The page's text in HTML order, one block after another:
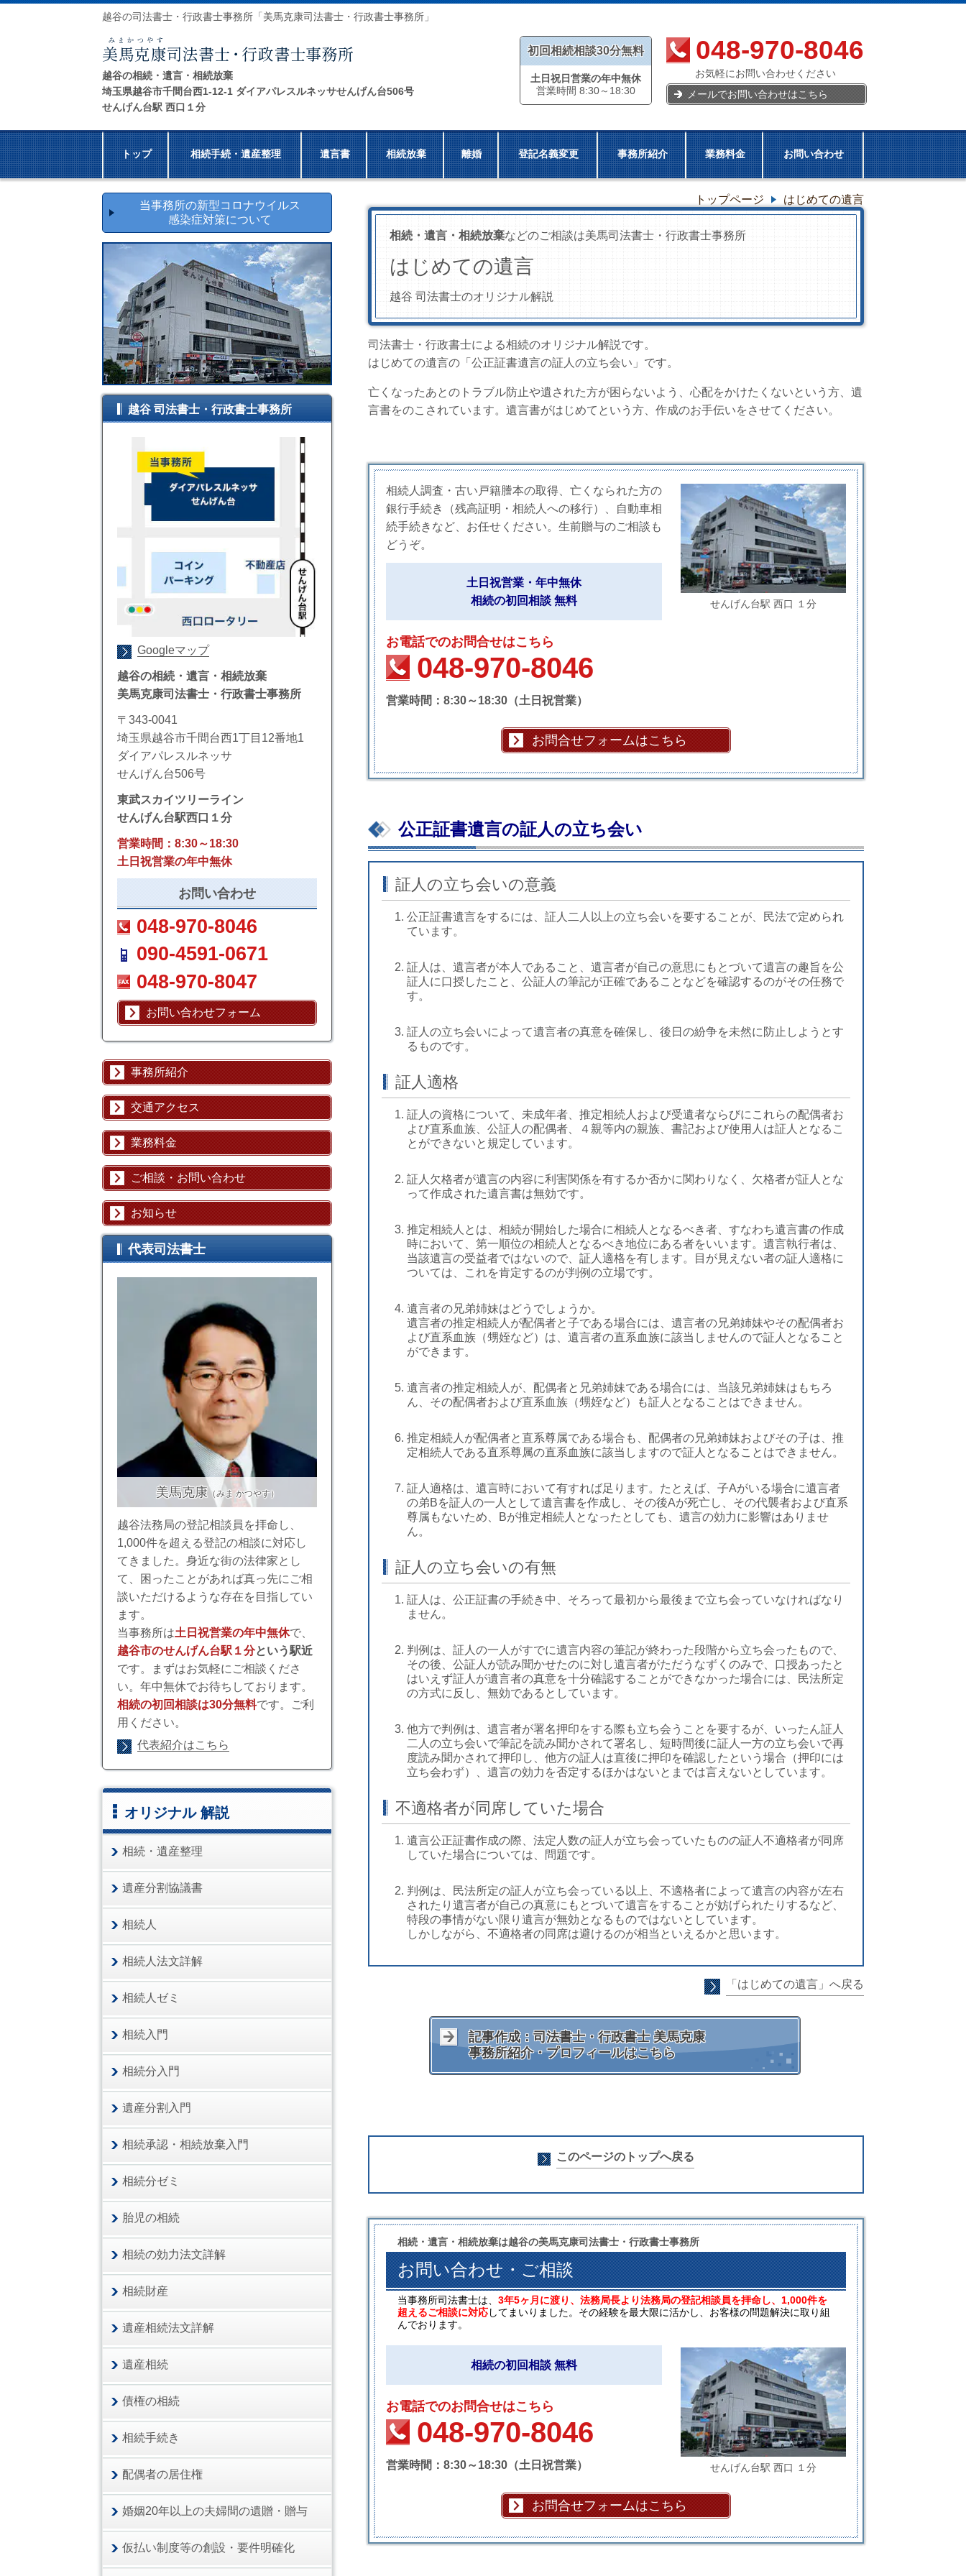
越谷の司法書士・行政書士事務所「美馬克康司法書士・行政書士事務所」
越谷の相続・遺言・相続放棄
埼玉県越谷市千間台西1-12-1 ダイアパレスルネッサせんげん台506号
せんげん台駅 西口１分
初回相続相談30分無料
土日祝日営業の年中無休
営業時間 8:30～18:30
048-970-8046
お気軽にお問い合わせください
メールでお問い合わせはこちら
トップ 相続手続・遺産整理 遺言書 相続放棄 離婚 登記名義変更 事務所紹介 業務料金 お問い合わせ
トップページ はじめての遺言
相続・遺言・相続放棄などのご相談は美馬司法書士・行政書士事務所
はじめての遺言
越谷 司法書士のオリジナル解説
司法書士・行政書士による相続のオリジナル解説です。
はじめての遺言の「公正証書遺言の証人の立ち会い」です。
亡くなったあとのトラブル防止や遺された方が困らないよう、心配をかけたくないという方、遺
言書をのこされています。遺言書がはじめてという方、作成のお手伝いをさせてください。
せんげん台駅 西口 １分
相続人調査・古い戸籍謄本の取得、亡くなられた方の
銀行手続き（残高証明・相続人への移行）、自動車相
続手続きなど、お任せください。生前贈与のご相談も
どうぞ。
土日祝営業・年中無休
相続の初回相談 無料
お電話でのお問合せはこちら
048-970-8046
営業時間：8:30～18:30（土日祝営業）
お問合せフォームはこちら
公正証書遺言の証人の立ち会い
証人の立ち会いの意義
公正証書遺言をするには、証人二人以上の立ち会いを要することが、民法で定められ
ています。
証人は、遺言者が本人であること、遺言者が自己の意思にもとづいて遺言の趣旨を公
証人に口授したこと、公証人の筆記が正確であることなどを確認するのがその任務で
す。
証人の立ち会いによって遺言者の真意を確保し、後日の紛争を未然に防止しようとす
るものです。
証人適格
証人の資格について、未成年者、推定相続人および受遺者ならびにこれらの配偶者お
よび直系血族、公証人の配偶者、４親等内の親族、書記および使用人は証人となるこ
とができないと規定しています。
証人欠格者が遺言の内容に利害関係を有するか否かに関わりなく、欠格者が証人とな
って作成された遺言書は無効です。
推定相続人とは、相続が開始した場合に相続人となるべき者、すなわち遺言書の作成
時において、第一順位の相続人となるべき地位にある者をいいます。遺言執行者は、
当該遺言の受益者ではないので、証人適格を有します。目が見えない者の証人適格に
ついては、これを肯定するのが判例の立場です。
遺言者の兄弟姉妹はどうでしょうか。
遺言者の推定相続人が配偶者と子である場合には、遺言者の兄弟姉妹やその配偶者お
よび直系血族（甥姪など）は、遺言者の直系血族に該当しませんので証人となること
ができます。
遺言者の推定相続人が、配偶者と兄弟姉妹である場合には、当該兄弟姉妹はもちろ
ん、その配偶者および直系血族（甥姪など）も証人となることはできません。
推定相続人が配偶者と直系尊属である場合も、配偶者の兄弟姉妹およびその子は、推
定相続人である直系尊属の直系血族に該当しますので証人となることはできません。
証人適格は、遺言時において有すれば足ります。たとえば、子Aがいる場合に遺言者
の弟Bを証人の一人として遺言書を作成し、その後Aが死亡し、その代襲者および直系
尊属もないため、Bが推定相続人となったとしても、遺言の効力に影響はありませ
ん。
証人の立ち会いの有無
証人は、公正証書の手続き中、そろって最初から最後まで立ち会っていなければなり
ません。
判例は、証人の一人がすでに遺言内容の筆記が終わった段階から立ち会ったもので、
その後、公証人が読み聞かせたのに対し遺言者がただうなずくのみで、口授あったと
はいえず証人が遺言者の真意を十分確認することができなかった場合には、民法所定
の方式に反し、無効であるとしています。
他方で判例は、遺言者が署名押印をする際も立ち会うことを要するが、いったん証人
二人の立ち会いで筆記を読み聞かされて署名し、短時間後に証人一方の立ち会いで再
度読み聞かされて押印し、他方の証人は直後に押印を確認したという場合（押印には
立ち会わず）、遺言の効力を否定するほかはないとまでは言えないとしています。
不適格者が同席していた場合
遺言公正証書作成の際、法定人数の証人が立ち会っていたものの証人不適格者が同席
していた場合については、問題です。
判例は、民法所定の証人が立ち会っている以上、不適格者によって遺言の内容が左右
されたり遺言者が自己の真意にもとづいて遺言をすることが妨げられたりするなど、
特段の事情がない限り遺言が無効となるものではないとしています。
しかしながら、不適格者の同席は避けるのが相当といえるかと思います。
「はじめての遺言」へ戻る
記事作成：司法書士・行政書士 美馬克康
事務所紹介・プロフィールはこちら
このページのトップへ戻る
相続・遺言・相続放棄は越谷の美馬克康司法書士・行政書士事務所
お問い合わせ・ご相談
当事務所司法書士は、 3年5ヶ月に渡り、法務局長より法務局の登記相談員を拝命し、1,000件を
超えるご相談に対応してまいりました。その経験を最大限に活かし、お客様の問題解決に取り組
んでおります。
せんげん台駅 西口 １分
相続の初回相談 無料
お電話でのお問合せはこちら
048-970-8046
営業時間：8:30～18:30（土日祝営業）
お問合せフォームはこちら
当事務所の新型コロナウイルス
感染症対策について
越谷 司法書士・行政書士事務所
Googleマップ
越谷の相続・遺言・相続放棄
美馬克康司法書士・行政書士事務所
〒343-0041
埼玉県越谷市千間台西1丁目12番地1
ダイアパレスルネッサ
せんげん台506号
東武スカイツリーライン
せんげん台駅西口１分
営業時間：8:30～18:30
土日祝営業の年中無休
お問い合わせ
048-970-8046
090-4591-0671
048-970-8047
お問い合わせフォーム
事務所紹介
交通アクセス
業務料金
ご相談・お問い合わせ
お知らせ
代表司法書士
美馬克康（みま かつやす）
越谷法務局の登記相談員を拝命し、
1,000件を超える登記の相談に対応し
てきました。身近な街の法律家とし
て、困ったことがあれば真っ先にご相
談いただけるような存在を目指してい
ます。
当事務所は土日祝営業の年中無休で、
越谷市のせんげん台駅１分という駅近
です。まずはお気軽にご相談くださ
い。年中無休でお待ちしております。
相続の初回相談は30分無料です。ご利
用ください。
代表紹介はこちら
オリジナル 解説
相続・遺産整理
遺産分割協議書
相続人
相続人法文詳解
相続人ゼミ
相続入門
相続分入門
遺産分割入門
相続承認・相続放棄入門
相続分ゼミ
胎児の相続
相続の効力法文詳解
相続財産
遺産相続法文詳解
遺産相続
債権の相続
相続手続き
配偶者の居住権
婚姻20年以上の夫婦間の遺贈・贈与
仮払い制度等の創設・要件明確化